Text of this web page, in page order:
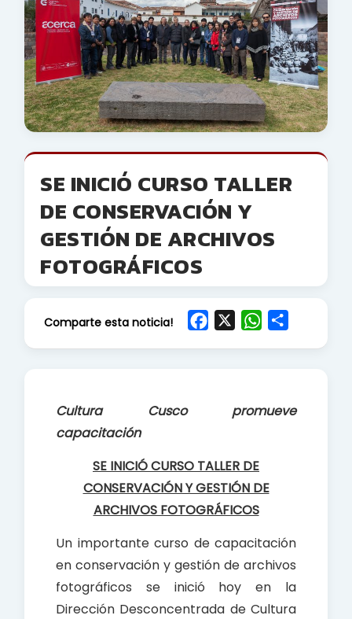
SE INICIÓ CURSO TALLER
DE CONSERVACIÓN Y
GESTIÓN DE ARCHIVOS
FOTOGRÁFICOS
Comparte esta noticia!
k
W
Cultura Cusco promueve
capacitación
SE INICIÓ CURSO TALLER DE
CONSERVACIÓN Y GESTIÓN DE
ARCHIVOS FOTOGRÁFICOS
Un importante curso de capacitación
en conservación y gestión de archivos
fotográficos se inició hoy en la
Dirección Desconcentrada de Cultura